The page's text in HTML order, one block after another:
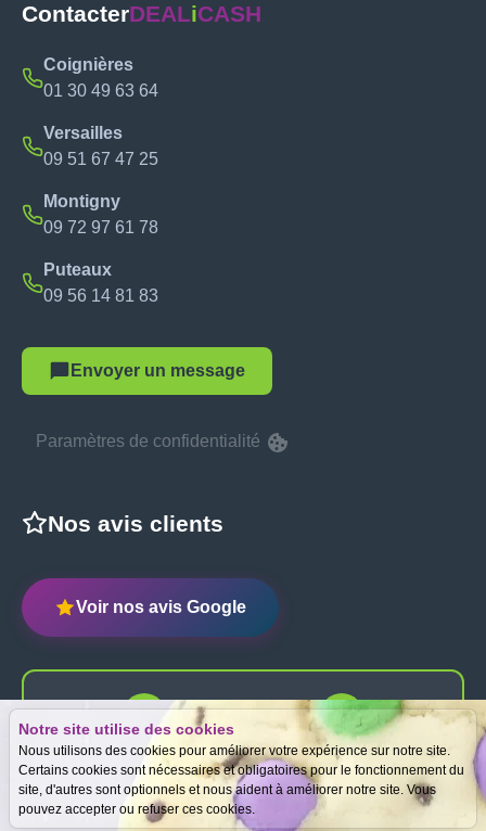
Notre site utilise des cookies
Nous utilisons des cookies pour améliorer votre expérience sur notre site.
Certains cookies sont nécessaires et obligatoires pour le fonctionnement du
site, d'autres sont optionnels et nous aident à améliorer notre site. Vous
pouvez accepter ou refuser ces cookies.
ContacterDEALiCASH
Coignières
01 30 49 63 64
Versailles
09 51 67 47 25
Montigny
09 72 97 61 78
Puteaux
09 56 14 81 83
Envoyer un message
Paramètres de confidentialité
Nos avis clients
Voir nos avis Google
Expertise
gratuite
Meilleurs prix
garantis